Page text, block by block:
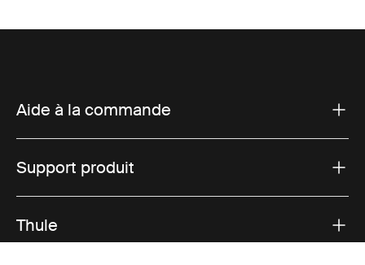
Aide à la commande
Support produit
Thule